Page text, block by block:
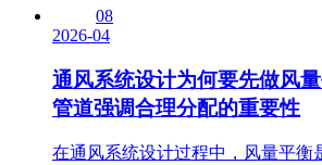
08
2026-04
通风系统设计为何要先做风
管道强调合理分配的重要性
在通风系统设计过程中，风量平衡